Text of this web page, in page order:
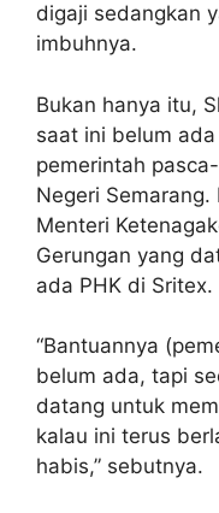
digaji sedangkan
imbuhnya.
Bukan hanya itu,
saat ini belum
pemerintah
Negeri Semarang.
Menteri
Gerungan yang
ada PHK di Sritex.
“Bantuannya
belum ada, tapi
datang untuk
kalau ini terus
habis,” sebutnya.